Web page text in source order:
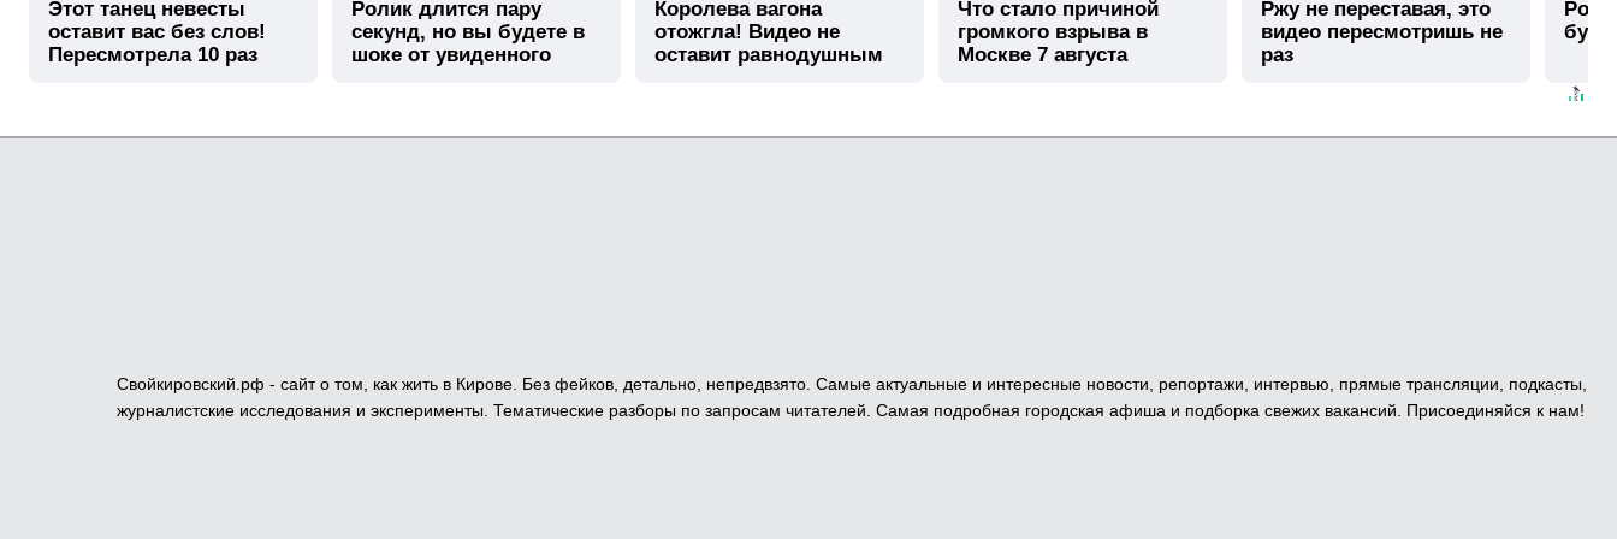
Этот танец невесты
оставит вас без слов!
Пересмотрела 10 раз
Ролик длится пару
секунд, но вы будете в
шоке от увиденного
Королева вагона
отожгла! Видео не
оставит равнодушным
Что стало причиной
громкого взрыва в
Москве 7 августа
Ржу не переставая, это
видео пересмотришь не
раз
Свойкировский.рф - сайт о том, как жить в Кирове. Без фейков, детально, непредвзято. Самые актуальные и интересные новости, репортажи, интервью, прямые трансляции, подкасты,
журналистские исследования и эксперименты. Тематические разборы по запросам читателей. Самая подробная городская афиша и подборка свежих вакансий. Присоединяйся к нам!